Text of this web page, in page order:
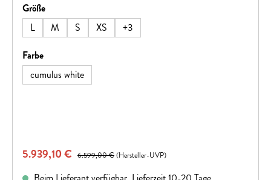
unterschiedlichen Disziplinen entwickelt wurde. Das
schnellste Rennrad, das wir je entwickelt haben – gemacht
für WorldTour-Wattmonster – bleibt seinen drei zentralen
Merkmalen treu: Aerodynamisch, leicht und komfortabel.
Mit Triathlon-spezifischen Upgrades macht es den zweiten
Teil deiner Herausforderung schneller und angenehmer als je
Größeauswählen
L
M S XS +3
Farbeauswählen
cumulus white
Verkaufspreis:
5.939,10 € Regulärer Preis:
6.599,00 €(Hersteller-UVP)